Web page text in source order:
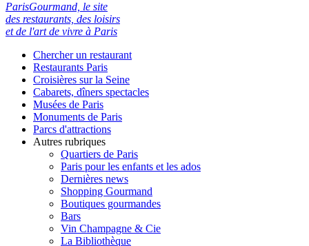
ParisGourmand, le site
des restaurants, des loisirs
et de l'art de vivre à Paris
Chercher un restaurant
Restaurants Paris
Croisières sur la Seine
Cabarets, dîners spectacles
Musées de Paris
Monuments de Paris
Parcs d'attractions
Autres rubriques
Quartiers de Paris
Paris pour les enfants et les ados
Dernières news
Shopping Gourmand
Boutiques gourmandes
Bars
Vin Champagne & Cie
La Bibliothèque